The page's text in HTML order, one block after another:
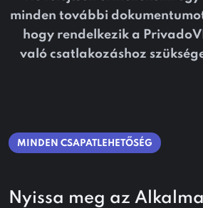
minden további
hogy rendelkezik a
való csatlakozáshoz
MINDEN CSAPATLEHETŐSÉG
Nyissa meg az